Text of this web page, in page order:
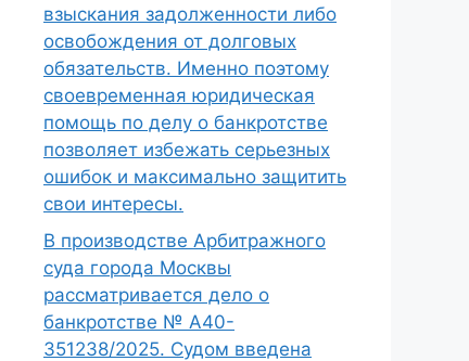
взыскания задолженности либо
освобождения от долговых
обязательств. Именно поэтому
своевременная юридическая
помощь по делу о банкротстве
позволяет избежать серьезных
ошибок и максимально защитить
свои интересы.
В производстве Арбитражного
суда города Москвы
рассматривается дело о
банкротстве № А40-
351238/2025. Судом введена